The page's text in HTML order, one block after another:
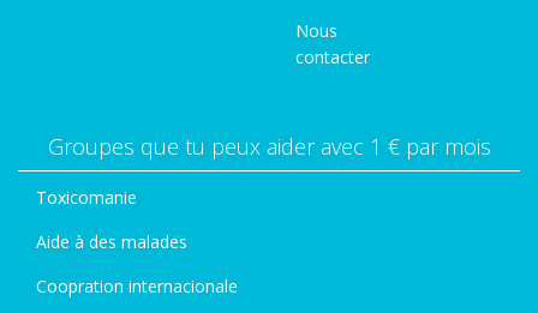
Nous
contacter
Groupes que tu peux aider avec 1 € par mois
Toxicomanie
Aide à des malades
Coopration internacionale